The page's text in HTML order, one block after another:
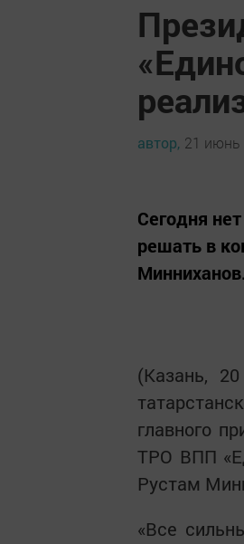
автор, 21 июнь
Сегодня
решать в
Минниханов.
(Казань,
главного
ТРО ВПП
Рустам
«Все